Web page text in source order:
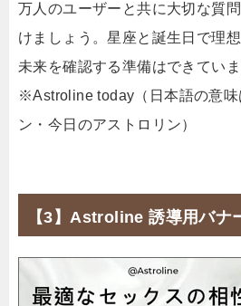
万人のユーザーと共に大切な質
けましょう。星座と誕生日で理
未来を確認する準備はできてい
※Astroline today（日本語の意味
ン・今日のアストロリン）
【3】Astroline 誘導用バナ